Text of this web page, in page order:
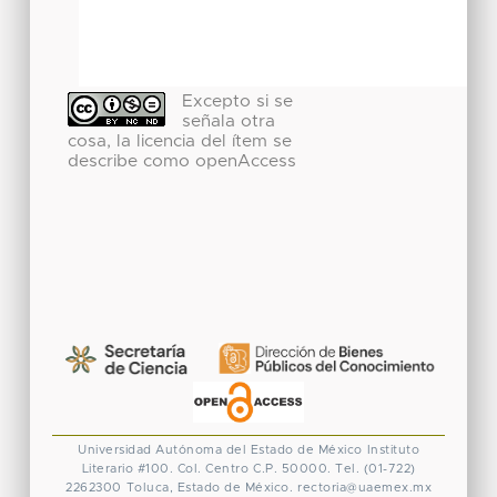
Excepto si se
señala otra
cosa, la licencia del ítem se
describe como openAccess
Universidad Autónoma del Estado de México
Instituto
Literario #100. Col. Centro C.P. 50000. Tel. (01-722)
2262300 Toluca, Estado de México. rectoria@uaemex.mx